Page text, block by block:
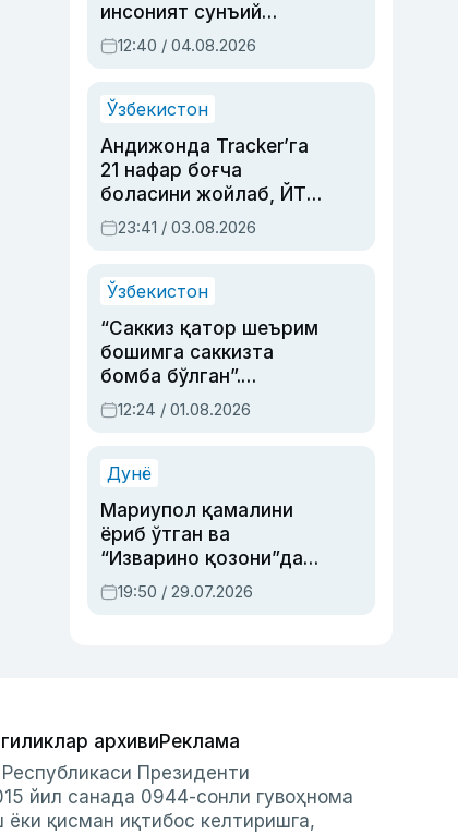
инсоният сунъий
интеллектни бошқара
олмай қолишидан
12:40 / 04.08.2026
Ўзбекистон
Андижонда Tracker’га
21 нафар боғча
боласини жойлаб, ЙТҲ
содир этган аёлга суд
ҳукми ўқилди
23:41 / 03.08.2026
Ўзбекистон
“Саккиз қатор шеърим
бошимга саккизта
бомба бўлган”.
Абдулла Ориповни
сиёсий айбловлардан
12:24 / 01.08.2026
Дунё
Мариупол қамалини
ёриб ўтган ва
“Изварино қозони”дан
чиққан қаҳрамон —
Украина армияси бош
19:50 / 29.07.2026
архивиРеклама
Президенти
йил санада 0944-сонли гувоҳнома
қисман иқтибос келтиришга,